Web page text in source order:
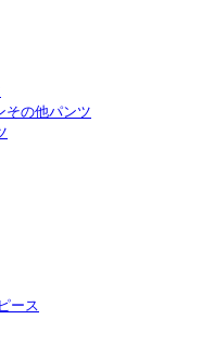
その他パンツ
ース